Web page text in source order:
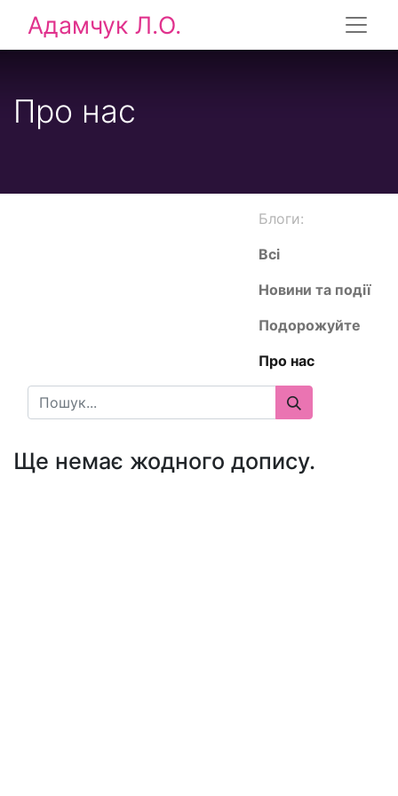
Адамчук Л.О.
Про нас
Блоги:
Всі
Новини та події
Подорожуйте
Про нас
Ще немає жодного допису.